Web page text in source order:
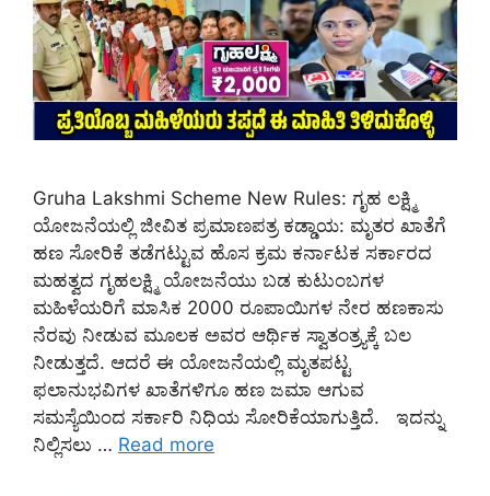
Gruha Lakshmi Scheme New Rules: ಗೃಹ ಲಕ್ಷ್ಮಿ
ಯೋಜನೆಯಲ್ಲಿ ಜೀವಿತ ಪ್ರಮಾಣಪತ್ರ ಕಡ್ಡಾಯ: ಮೃತರ ಖಾತೆಗೆ
ಹಣ ಸೋರಿಕೆ ತಡೆಗಟ್ಟುವ ಹೊಸ ಕ್ರಮ ಕರ್ನಾಟಕ ಸರ್ಕಾರದ
ಮಹತ್ವದ ಗೃಹಲಕ್ಷ್ಮಿ ಯೋಜನೆಯು ಬಡ ಕುಟುಂಬಗಳ
ಮಹಿಳೆಯರಿಗೆ ಮಾಸಿಕ 2000 ರೂಪಾಯಿಗಳ ನೇರ ಹಣಕಾಸು
ನೆರವು ನೀಡುವ ಮೂಲಕ ಅವರ ಆರ್ಥಿಕ ಸ್ವಾತಂತ್ರ್ಯಕ್ಕೆ ಬಲ
ನೀಡುತ್ತದೆ. ಆದರೆ ಈ ಯೋಜನೆಯಲ್ಲಿ ಮೃತಪಟ್ಟ
ಫಲಾನುಭವಿಗಳ ಖಾತೆಗಳಿಗೂ ಹಣ ಜಮಾ ಆಗುವ
ಸಮಸ್ಯೆಯಿಂದ ಸರ್ಕಾರಿ ನಿಧಿಯ ಸೋರಿಕೆಯಾಗುತ್ತಿದೆ. ಇದನ್ನು
ನಿಲ್ಲಿಸಲು … Read more